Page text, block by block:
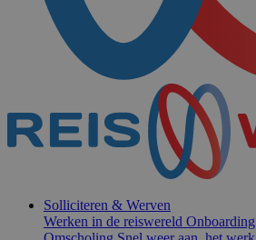
Solliciteren & Werven
Werken in de reiswereld Onboarding